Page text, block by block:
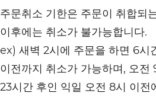
주문취소 기한은 주문이 취합되
이후에는 취소가 불가능합니다.
ex) 새벽 2시에 주문을 하면 6시
이전까지 취소가 가능하며, 오전
23시간 후인 익일 오전 8시 이전